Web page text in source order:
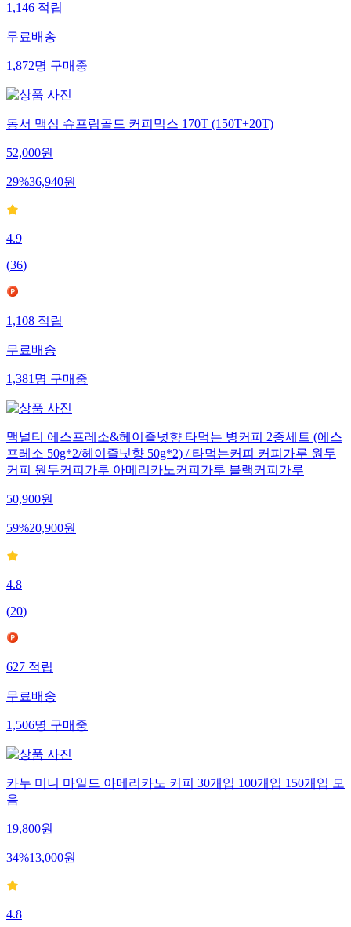
1,146 적립
무료배송
1,872명 구매중
동서 맥심 슈프림골드 커피믹스 170T (150T+20T)
52,000원
29%36,940원
4.9
(36)
1,108 적립
무료배송
1,381 명 구매중
맥널티 에스프레소&헤이즐넛향 타먹는 병커피 2종세트 (에스
프레소 50g*2/헤이즐넛향 50g*2) / 타먹는커피 커피가루 원두
커피 원두커피가루 아메리카노커피가루 블랙커피가루
50,900원
59%20,900원
4.8
(20)
627 적립
무료배송
1,506명 구매중
카누 미니 마일드 아메리카노 커피 30개입 100개입 150개입 모
음
19,800원
34%13,000원
4.8